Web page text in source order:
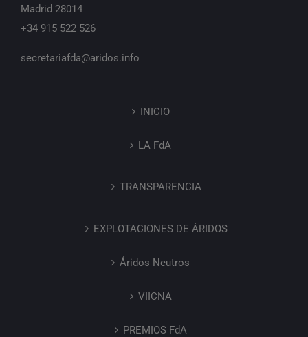
Madrid 28014
+34 915 522 526
secretariafda@aridos.info
INICIO
LA FdA
TRANSPARENCIA
EXPLOTACIONES DE ÁRIDOS
Áridos Neutros
VIICNA
PREMIOS FdA